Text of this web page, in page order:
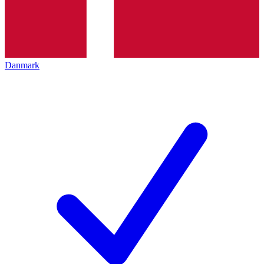
Danmark